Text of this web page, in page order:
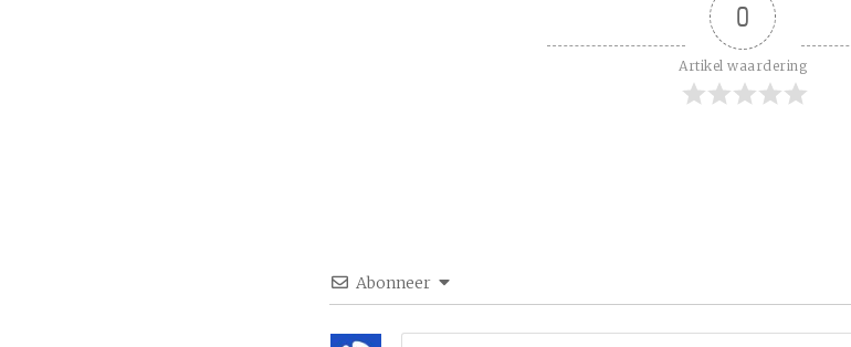
0
Artikel waardering
Abonneer